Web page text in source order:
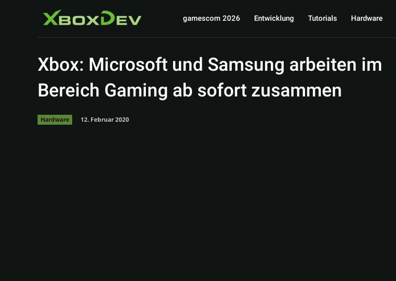
gamescom 2026 Entwicklung Tutorials Hardware
Xbox: Microsoft und Samsung arbeiten im
Bereich Gaming ab sofort zusammen
Hardware 12. Februar 2020